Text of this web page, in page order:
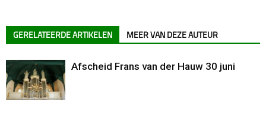
GERELATEERDE ARTIKELEN MEER VAN DEZE AUTEUR
Afscheid Frans van der Hauw 30 juni